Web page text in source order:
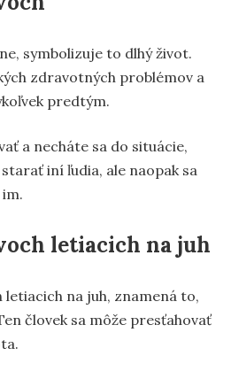
symbolizuje to dlhý život.
zdravotných problémov a
predtým.
a necháte sa do situácie,
iní ľudia, ale naopak sa
letiacich na juh
letiacich na juh, znamená to,
človek sa môže presťahovať